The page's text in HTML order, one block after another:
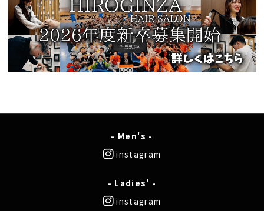
- Men's -
instagram
- Ladies' -
instagram